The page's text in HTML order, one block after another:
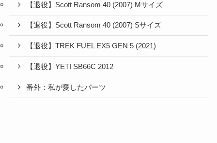
【退役】Scott Ransom 40 (2007) Mサイズ
【退役】Scott Ransom 40 (2007) Sサイズ
【退役】TREK FUEL EX5 GEN 5 (2021)
【退役】YETI SB66C 2012
番外：私が愛したパーツ